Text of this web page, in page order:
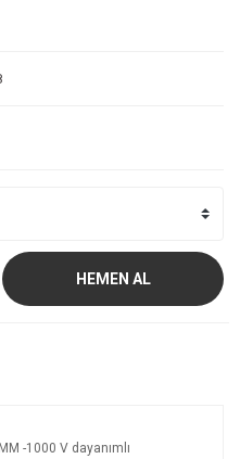
HEMEN AL
-1000 V dayanımlı